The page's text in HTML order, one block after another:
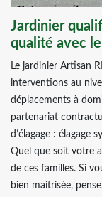
Jardinier
qualité avec
Le jardinier Artisan
interventions au
déplacements à
partenariat
d’élagage : élagage
Quel que soit votre
de ces familles. Si
bien maitrisée,